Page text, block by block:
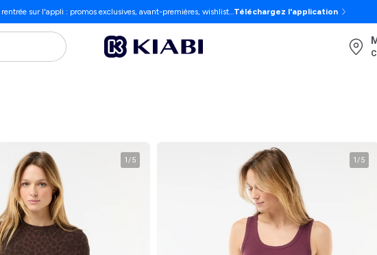
rentrée sur l'appli : promos exclusives, avant-premières, wishlist…Téléchargez l'application
1/5 1/5